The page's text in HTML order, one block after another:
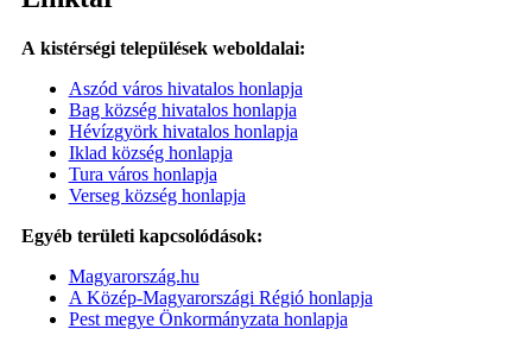
A kistérségi települések weboldalai:
Aszód város hivatalos honlapja
Bag község hivatalos honlapja
Hévízgyörk hivatalos honlapja
Iklad község honlapja
Tura város honlapja
Verseg község honlapja
Egyéb területi kapcsolódások:
Magyarország.hu
A Közép-Magyarországi Régió honlapja
Pest megye Önkormányzata honlapja